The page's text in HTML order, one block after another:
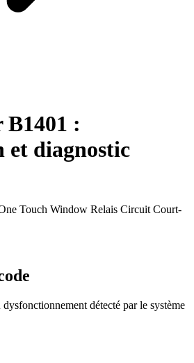
B1401 :
et diagnostic
Touch Window Relais Circuit Court-
détecté par le système